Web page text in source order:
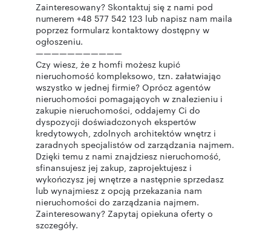
Zainteresowany? Skontaktuj się z nami pod
numerem +48 577 542 123 lub napisz nam maila
poprzez formularz kontaktowy dostępny w
ogłoszeniu.
———————————
Czy wiesz, że z homfi możesz kupić
nieruchomość kompleksowo, tzn. załatwiając
wszystko w jednej firmie? Oprócz agentów
nieruchomości pomagających w znalezieniu i
zakupie nieruchomości, oddajemy Ci do
dyspozycji doświadczonych ekspertów
kredytowych, zdolnych architektów wnętrz i
zaradnych specjalistów od zarządzania najmem.
Dzięki temu z nami znajdziesz nieruchomość,
sfinansujesz jej zakup, zaprojektujesz i
wykończysz jej wnętrze a następnie sprzedasz
lub wynajmiesz z opcją przekazania nam
nieruchomości do zarządzania najmem.
Zainteresowany? Zapytaj opiekuna oferty o
szczegóły.